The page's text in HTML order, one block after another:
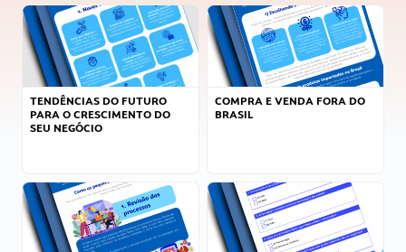
TENDÊNCIAS DO FUTURO
PARA O CRESCIMENTO DO
SEU NEGÓCIO
COMPRA E VENDA FORA DO
BRASIL